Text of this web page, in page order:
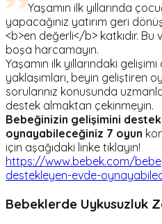
Yaşamın ilk yıllarında
yapacağınız yatırım geri
<b>en değerli</b> katkıdır.
boşa harcamayın.
Yaşamın ilk yıllarındaki
yaklaşımları, beyin geliştiren
sorularınız konusunda
destek almaktan çekinmeyin.
Bebeğinizin gelişimini
oynayabileceğiniz 7 oyun
için aşağıdaki linke tıklayın!
https://www.bebek.com/
destekleyen-evde-
Bebeklerde Uykusuzluk